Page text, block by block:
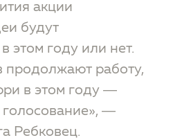
акции
будут
этом году или нет.
продолжают работу,
в этом году ―
―
Ребковец.